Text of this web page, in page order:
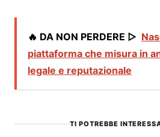
🔥 DA NON PERDERE ▷
piattaforma che misura in
legale e reputazionale
TI POTREBBE